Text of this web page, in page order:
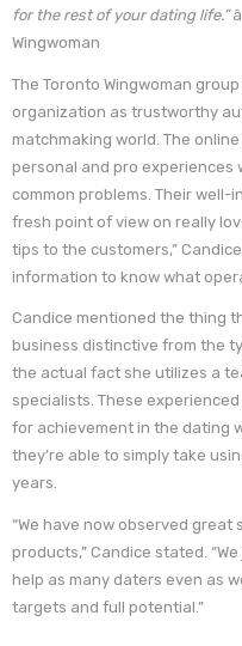
for the rest of your dating life.”
Wingwoman
The Toronto Wingwoman
organization as trustworthy
matchmaking world. The
personal and pro experiences
common problems. Their well-
fresh point of view on really
tips to the customers,”
information to know what
Candice mentioned the thing
business distinctive from the
the actual fact she utilizes a
specialists. These
for achievement in the dating
they’re able to simply take
years.
“We have now observed
products,” Candice stated.
help as many daters even as
targets and full potential.”